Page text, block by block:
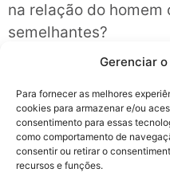
Gerenciar
Para fornecer as melhores
cookies para armazenar e/ou
consentimento para essas
como comportamento de
consentir ou retirar o
recursos e funções.
na relação do homem
semelhantes?
Para ter comunhão
o veículo é o corpo e
(pele, olhos, ouvidos,
4- Como a
alma são